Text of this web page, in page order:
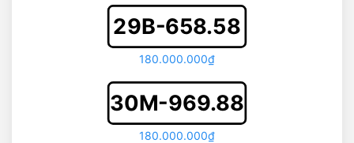
29B-658.58
180.000.000₫
30M-969.88
180.000.000₫